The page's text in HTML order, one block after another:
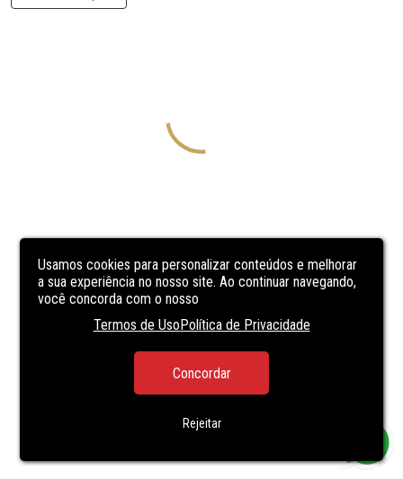
Usamos cookies para personalizar conteúdos e melhorar
a sua experiência no nosso site. Ao continuar navegando,
você concorda com o nosso
Termos de UsoPolítica de Privacidade
Concordar
Rejeitar